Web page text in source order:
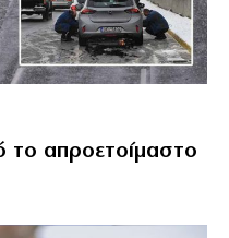
το απροετοίμαστο